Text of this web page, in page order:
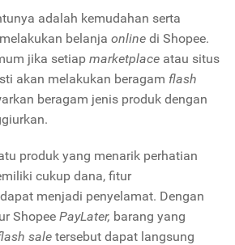
adalah kemudahan serta
belanja online di Shopee.
jika setiap marketplace atau situs
akan melakukan beragam flash
beragam jenis produk dengan
produk yang menarik perhatian
cukup dana, fitur
dapat menjadi penyelamat. Dengan
Shopee PayLater, barang yang
sale tersebut dapat langsung